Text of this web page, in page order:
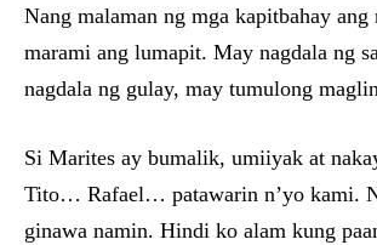
Nang malaman ng mga kapitbahay ang
marami ang lumapit. May nagdala ng
nagdala ng gulay, may tumulong
Si Marites ay bumalik, umiiyak at
Tito… Rafael… patawarin n’yo kami.
ginawa namin. Hindi ko alam kung